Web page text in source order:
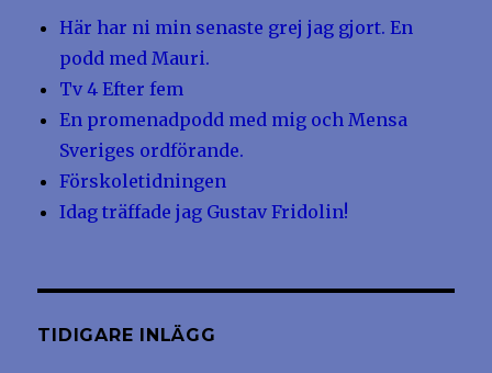
Här har ni min senaste grej jag gjort. En
podd med Mauri.
Tv 4 Efter fem
En promenadpodd med mig och Mensa
Sveriges ordförande.
Förskoletidningen
Idag träffade jag Gustav Fridolin!
TIDIGARE INLÄGG